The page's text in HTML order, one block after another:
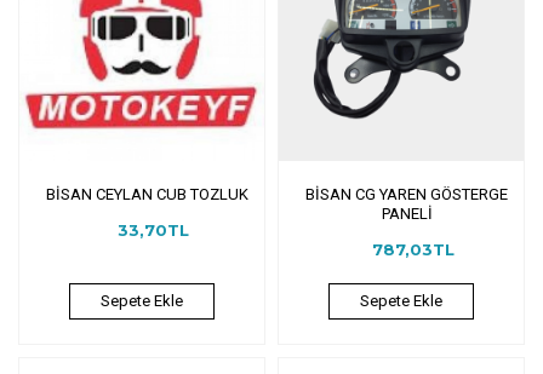
BİSAN CEYLAN CUB TOZLUK
33,70TL
Sepete Ekle
BİSAN CG YAREN GÖSTERGE
PANELİ
787,03TL
Sepete Ekle